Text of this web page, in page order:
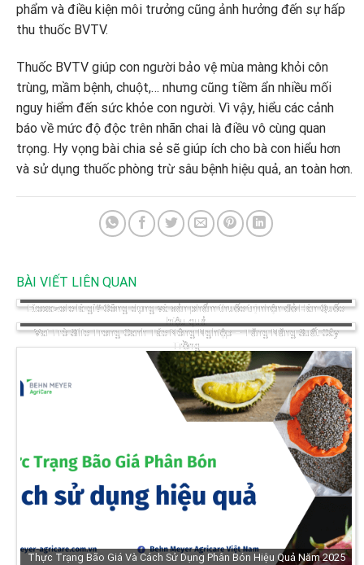
phẩm và điều kiện môi trưởng cũng ảnh hưởng đến sự hấp
thu thuốc BVTV.
Thuốc BVTV giúp con người bảo vệ mùa màng khỏi côn
trùng, mầm bệnh, chuột,… nhưng cũng tiềm ẩn nhiều mối
nguy hiểm đến sức khỏe con người. Vì vậy, hiểu các cảnh
báo về mức độ độc trên nhãn chai là điều vô cùng quan
trọng. Hy vọng bài chia sẻ sẽ giúp ích cho bà con hiểu hơn
và sử dụng thuốc phòng trừ sâu bệnh hiệu quả, an toàn hơn.
BÀI VIẾT LIÊN QUAN
Etoxazole là gì? Công dụng và sản phẩm thuốc trị nhện đỏ Hàn Quốc
hiệu quả
Vai Trò Silic Trong Canh Tác Nông Nghiệp – Tăng Năng Suất Cây
Trồng
Thực Trạng Bão Giá Và Cách Sử Dụng Phân Bón Hiệu Quả Năm 2025